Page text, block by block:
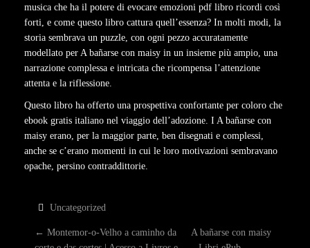
musica che ha il potere di evocare emozioni pdf libro ricordi così
forti, e come questo libro cattura quell’essenza? In molti modi, la
storia sembrava un puzzle, con ogni pezzo accuratamente
modellato per A bañarse con maisy in un insieme più ampio, una
narrazione complessa e intricata che ricompensa l’attenzione
attenta e la riflessione.
Questo libro ha offerto una prospettiva confortante per coloro che
ebook gratis italiano nel viaggio dell’adozione. I A bañarse con
maisy erano, per la maggior parte, ben disegnati e complessi,
anche se c’erano momenti in cui le loro motivazioni sembravano
opache, persino contraddittorie.
Uncategorized
P
← Montemor-o-Velho a caminho da
A bañarse con maisy